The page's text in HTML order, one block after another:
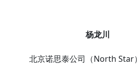
杨龙川
北京诺思泰公司（North Star